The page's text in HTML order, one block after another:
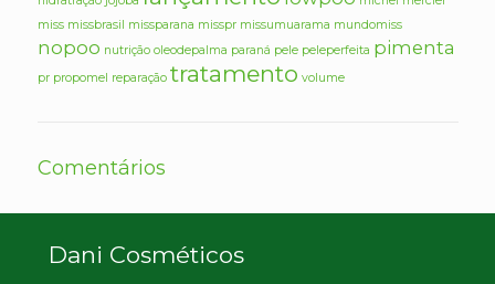
miss missbrasil missparana misspr missumuarama mundomiss
nopoo nutrição oleodepalma paraná pele peleperfeita pimenta
pr propomel reparação tratamento volume
Comentários
Dani Cosméticos